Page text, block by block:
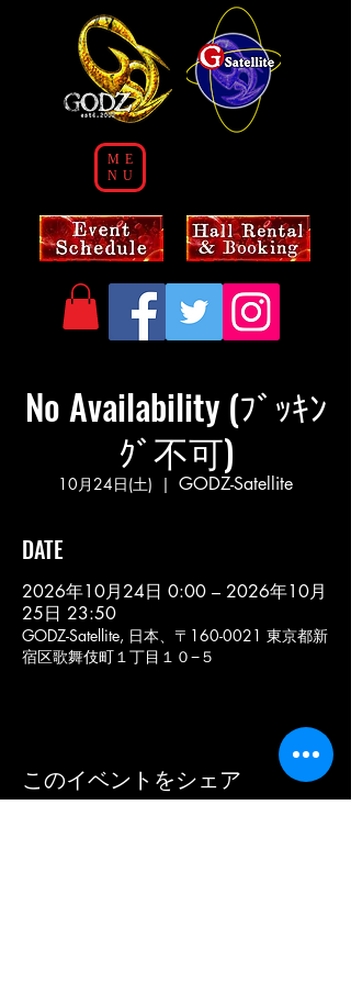
ME
NU
No Availability (ﾌﾞｯｷﾝ
ｸﾞ不可)
10月24日(土)
  |
GODZ-Satellite
DATE
2026年10月24日 0:00 – 2026年10月
25日 23:50
GODZ-Satellite, 日本、〒160-0021 東京都新
宿区歌舞伎町１丁目１０−５
このイベントをシェア